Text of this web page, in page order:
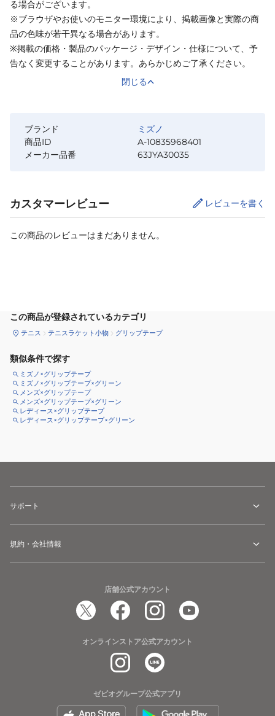
る場合がございます。
※ブラウザやお使いのモニター環境により、掲載画像と実際の商
品の色味が若干異なる場合があります。
※掲載の価格・製品のパッケージ・デザイン・仕様について、予
告なく変更することがあります。あらかじめご了承ください。
閉じる
ブランド
ミズノ
商品ID
A-10835968401
メーカー品番
63JYA30035
カスタマーレビュー レビューを書く
この商品のレビューはまだありません。
この商品が登録されているカテゴリ
テニス テニスラケット小物 グリップテープ
類似条件で探す
ミズノ×グリップテープ
ミズノ×グリップテープ×グリーン
メンズ×グリップテープ
メンズ×グリップテープ×グリーン
レディース×グリップテープ
レディース×グリップテープ×グリーン
サポート
規約・会社情報
店舗公式アカウント
オンラインストア公式アカウント
ゼビオグループ公式アプリ